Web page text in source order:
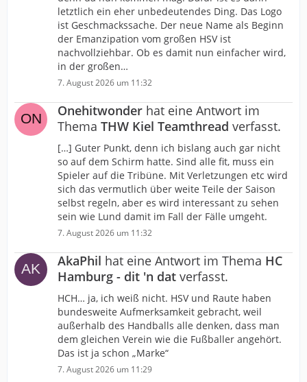
letztlich ein eher unbedeutendes Ding. Das Logo
ist Geschmackssache. Der neue Name als Beginn
der Emanzipation vom großen HSV ist
nachvollziehbar. Ob es damit nun einfacher wird,
in der großen…
7. August 2026 um 11:32
Onehitwonder hat eine Antwort im
Thema THW Kiel Teamthread verfasst.
[…] Guter Punkt, denn ich bislang auch gar nicht
so auf dem Schirm hatte. Sind alle fit, muss ein
Spieler auf die Tribüne. Mit Verletzungen etc wird
sich das vermutlich über weite Teile der Saison
selbst regeln, aber es wird interessant zu sehen
sein wie Lund damit im Fall der Fälle umgeht.
7. August 2026 um 11:32
AkaPhil hat eine Antwort im Thema HC
Hamburg - dit 'n dat verfasst.
HCH… ja, ich weiß nicht. HSV und Raute haben
bundesweite Aufmerksamkeit gebracht, weil
außerhalb des Handballs alle denken, dass man
dem gleichen Verein wie die Fußballer angehört.
Das ist ja schon „Marke“
7. August 2026 um 11:29